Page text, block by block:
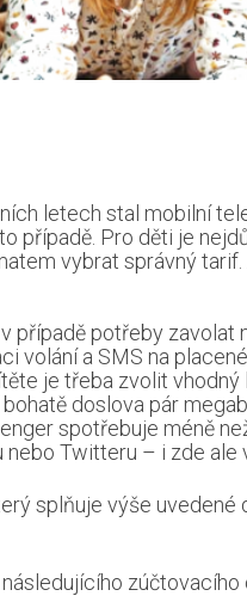
letech stal mobilní
případě. Pro děti je
vybrat správný tarif.
případě potřeby zavolat
volání a SMS na
je třeba zvolit
doslova pár
spotřebuje méně
Twitteru – i zde
splňuje výše uvedené
zúčtovacího